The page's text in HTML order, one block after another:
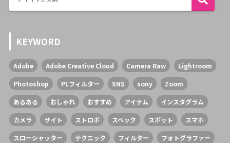
KEYWORD
Adobe Adobe Creative Cloud Camera Raw Lightroom
Photoshop PLフィルター SNS sony Zoom
あるある おしゃれ おすすめ アイテム インスタグラム
カメラ サイト ストロボ スペック スポット スマホ
スローシャッター テクニック フィルター フォトグラファー